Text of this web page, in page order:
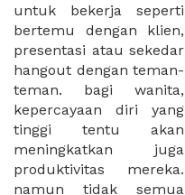
untuk bekerja seperti
bertemu dengan klien,
presentasi atau sekedar
hangout dengan teman-
teman. bagi wanita,
kepercayaan diri yang
tinggi tentu akan
meningkatkan juga
produktivitas mereka.
namun tidak semua
prawatan kulit dan
make up dalam sehari
bahkan dalam hitungan
jam untuk membantu
mengimprovisasi
kemampuan makae up.
jadi kapan anda akan
melakukan kegiatan
beauty class?
membutuhkan bantuan